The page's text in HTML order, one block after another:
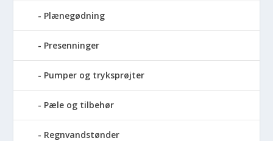
Plænegødning
Presenninger
Pumper og tryksprøjter
Pæle og tilbehør
Regnvandstønder